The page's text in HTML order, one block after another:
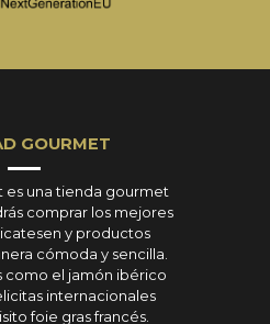
GOURMET
es una tienda gourmet
comprar los mejores
y productos
cómoda y sencilla.
como el jamón ibérico
internacionales
foie gras francés.